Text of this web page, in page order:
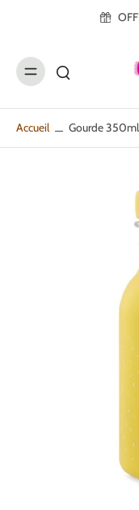
Accueil Gourde